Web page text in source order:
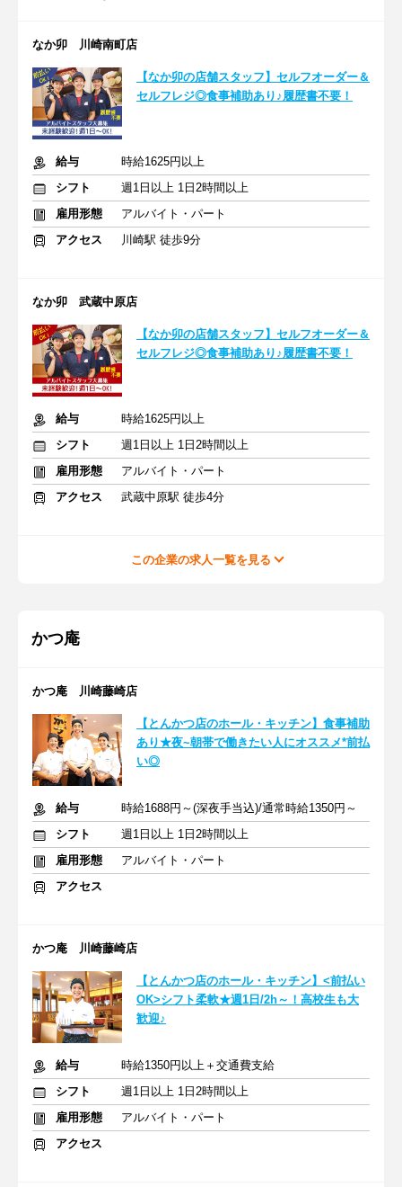
なか卯 川崎南町店
【なか卯の店舗スタッフ】セルフオーダー＆
セルフレジ◎食事補助あり♪履歴書不要！
給与
時給1625円以上
シフト
週1日以上 1日2時間以上
雇用形態
アルバイト・パート
アクセス
川崎駅 徒歩9分
なか卯 武蔵中原店
【なか卯の店舗スタッフ】セルフオーダー＆
セルフレジ◎食事補助あり♪履歴書不要！
給与
時給1625円以上
シフト
週1日以上 1日2時間以上
雇用形態
アルバイト・パート
アクセス
武蔵中原駅 徒歩4分
この企業の求人一覧を見る
かつ庵
かつ庵 川崎藤崎店
【とんかつ店のホール・キッチン】食事補助
あり★夜~朝帯で働きたい人にオススメ*前払
い◎
給与
時給1688円～(深夜手当込)/通常時給1350円～
シフト
週1日以上 1日2時間以上
雇用形態
アルバイト・パート
アクセス
かつ庵 川崎藤崎店
【とんかつ店のホール・キッチン】<前払い
OK>シフト柔軟★週1日/2h～！高校生も大
歓迎♪
給与
時給1350円以上＋交通費支給
シフト
週1日以上 1日2時間以上
雇用形態
アルバイト・パート
アクセス